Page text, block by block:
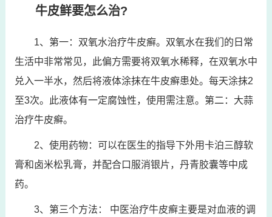
牛皮鲜要怎么治?
1、第一：双氧水治疗牛皮癣。双氧水在我们的日常
生活中非常常见，此偏方需要将双氧水稀释，在双氧水中
兑入一半水，然后将液体涂抹在牛皮癣患处。每天涂抹2
至3次。此液体有一定腐蚀性，使用需注意。第二：大蒜
治疗牛皮癣。
2、使用药物：可以在医生的指导下外用卡泊三醇软
膏和卤米松乳膏，并配合口服消银片，丹青胶囊等中成
药。
3、第三个方法： 中医治疗牛皮癣主要是对血液的调